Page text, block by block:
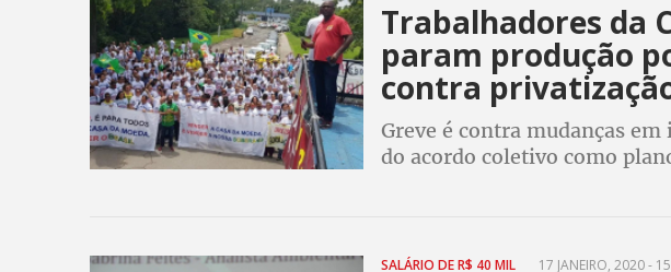
Trabalhadores da
param produção
contra
Greve é contra mudanças
do acordo coletivo como
SALÁRIO DE R$ 40 MIL 17 JANEIRO, 2020 -